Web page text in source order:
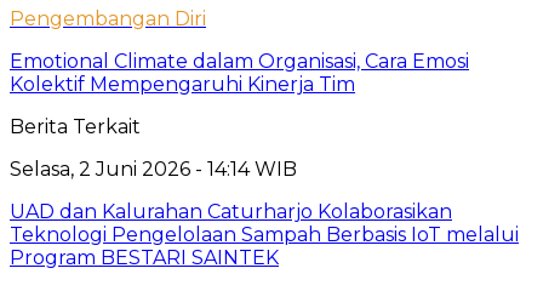
Pengembangan Diri
Emotional Climate dalam Organisasi, Cara Emosi
Kolektif Mempengaruhi Kinerja Tim
Berita Terkait
Selasa, 2 Juni 2026 - 14:14 WIB
UAD dan Kalurahan Caturharjo Kolaborasikan
Teknologi Pengelolaan Sampah Berbasis IoT melalui
Program BESTARI SAINTEK